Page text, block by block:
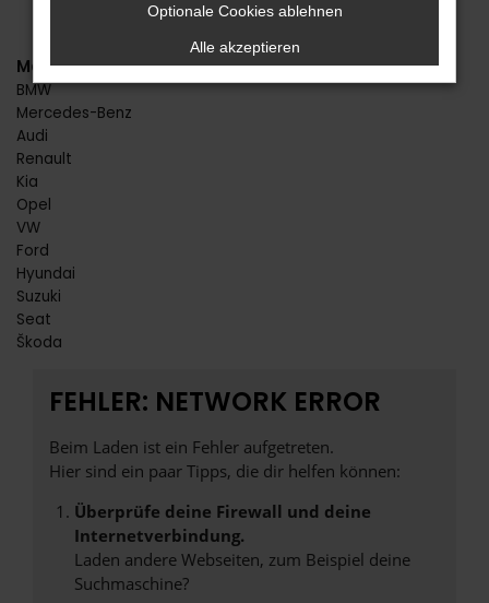
Marken
BMW
Mercedes-Benz
Audi
Renault
Kia
Opel
VW
Ford
Hyundai
Suzuki
Seat
Škoda
FEHLER: NETWORK ERROR
Beim Laden ist ein Fehler aufgetreten.
Hier sind ein paar Tipps, die dir helfen können:
Überprüfe deine Firewall und deine
Internetverbindung.
Laden andere Webseiten, zum Beispiel deine
Suchmaschine?
Optionale Cookies ablehnen
Alle akzeptieren